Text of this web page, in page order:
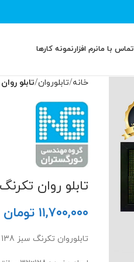
تماس با مانرم افزارنمونه کارها
خانه تابلوروان تابلو روان
تابلو روان تکرنگ سبز 138
۱۱,۷۰۰,۰۰۰ تومان
تابلوروان تکرنگ سبز 138 در 42 سانت